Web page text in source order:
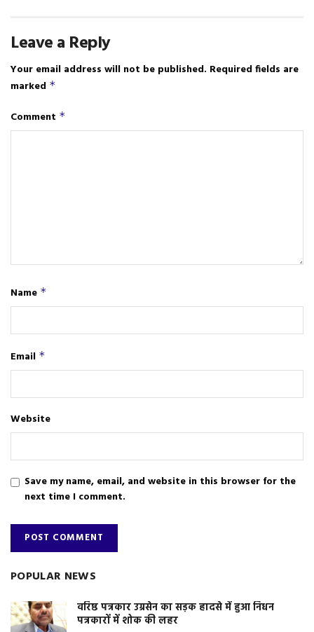
Leave a Reply
Your email address will not be published. Required fields are
marked *
Comment *
Name *
Email *
Website
Save my name, email, and website in this browser for the
next time I comment.
POPULAR NEWS
वरिष्ठ पत्रकार उग्रसेन का सड़क हादसे में हुआ निधन
पत्रकारों में शोक की लहर